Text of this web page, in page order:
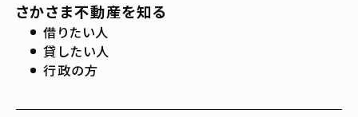
さかさま不動産を知る
借りたい人
貸したい人
行政の方